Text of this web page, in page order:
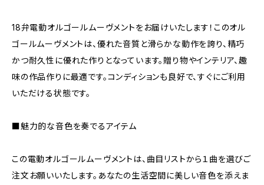
18弁電動オルゴールムーヴメントをお届けいたします！このオル
ゴールムーヴメントは、優れた音質と滑らかな動作を誇り、精巧
かつ耐久性に優れた作りとなっています。贈り物やインテリア、趣
味の作品作りに最適です。コンディションも良好で、すぐにご利用
いただける状態です。
■魅力的な音色を奏でるアイテム
この電動オルゴールムーヴメントは、曲目リストから１曲を選びご
注文お願いいたします。あなたの生活空間に美しい音色を添えま